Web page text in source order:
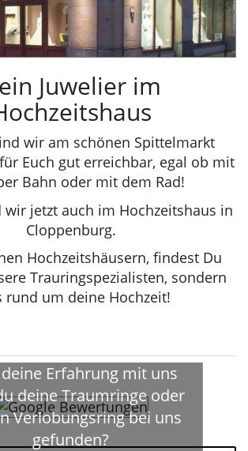
Juwelier im
wir am schönen Spittelmarkt
Euch gut erreichbar, egal ob mit
Bahn oder mit dem Rad!
wir jetzt auch im Hochzeitshaus in
Cloppenburg.
Hochzeitshäusern, findest Du
Trauringspezialisten, sondern
rund um deine Hochzeit!
Erfahrung mit uns
deine Traumringe oder
Verlobungsring bei uns
gefunden?